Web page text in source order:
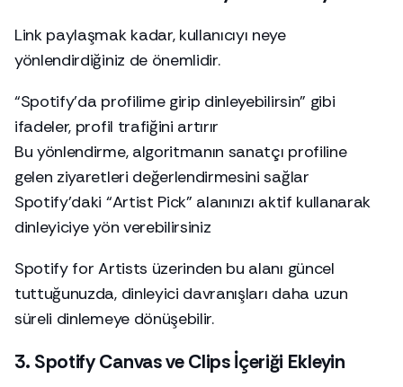
Link paylaşmak kadar, kullanıcıyı neye
yönlendirdiğiniz de önemlidir.
“Spotify’da profilime girip dinleyebilirsin” gibi
ifadeler, profil trafiğini artırır
Bu yönlendirme, algoritmanın sanatçı profiline
gelen ziyaretleri değerlendirmesini sağlar
Spotify’daki “Artist Pick” alanınızı aktif kullanarak
dinleyiciye yön verebilirsiniz
Spotify for Artists üzerinden bu alanı güncel
tuttuğunuzda, dinleyici davranışları daha uzun
süreli dinlemeye dönüşebilir.
3. Spotify Canvas ve Clips İçeriği Ekleyin